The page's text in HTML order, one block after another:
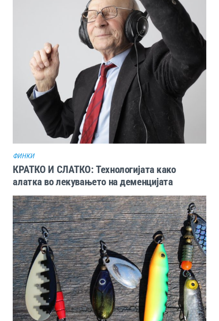
ФИНКИ
КРАТКО И СЛАТКО: Технологијата како
алатка во лекувањето на деменцијата